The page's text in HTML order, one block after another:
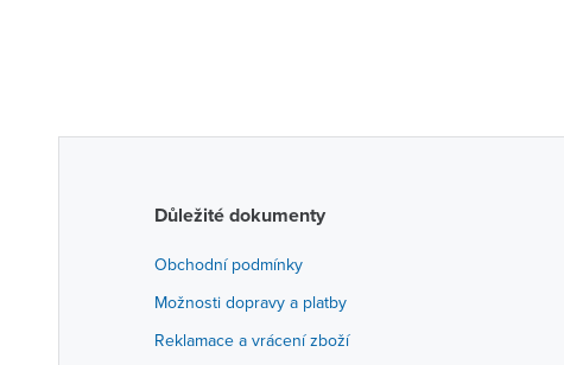
Důležité dokumenty
Obchodní podmínky
Možnosti dopravy a platby
Reklamace a vrácení zboží